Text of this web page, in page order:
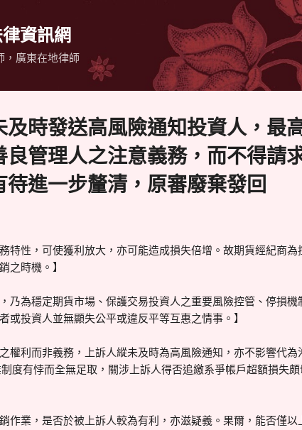
資訊網
，廣東在地律師
時發送高風險通知投資人，最
管理人之注意義務，而不得請
進一步釐清，原審廢棄發回
特性，可使獲利放大，亦可能造成損失倍增。故期貨經紀商
之時機。】
乃為穩定期貨市場、保護交易投資人之重要風險控管、停損
或投資人並無顯失公平或違反平等互惠之情事。】
權利而非義務，上訴人縱未及時為高風險通知，亦不影響代
度有悖而全無足取，關涉上訴人得否追繳系爭帳戶超額損失
作業，是否於被上訴人較為有利，亦滋疑義。果爾，能否僅